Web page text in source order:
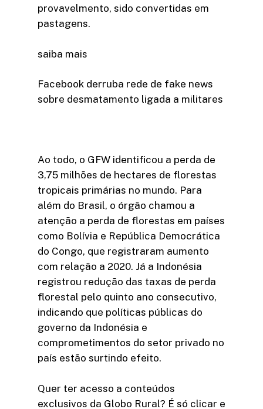
provavelmento, sido convertidas em
pastagens.
saiba mais
Facebook derruba rede de fake news
sobre desmatamento ligada a militares
Ao todo, o GFW identificou a perda de
3,75 milhões de hectares de florestas
tropicais primárias no mundo. Para
além do Brasil, o órgão chamou a
atenção a perda de florestas em países
como Bolívia e República Democrática
do Congo, que registraram aumento
com relação a 2020. Já a Indonésia
registrou redução das taxas de perda
florestal pelo quinto ano consecutivo,
indicando que políticas públicas do
governo da Indonésia e
comprometimentos do setor privado no
país estão surtindo efeito.
Quer ter acesso a conteúdos
exclusivos da Globo Rural? É só clicar e